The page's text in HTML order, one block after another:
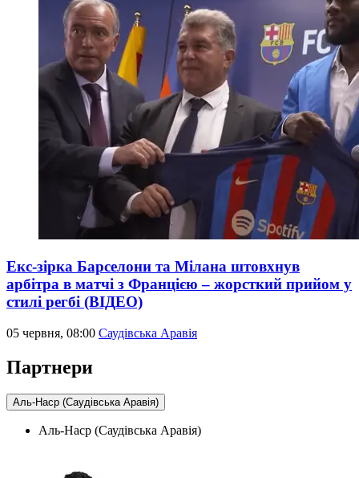
Екс-зірка Барселони та Мілана штовхнув
арбітра в матчі з Францією – жорсткий прийом у
стилі регбі (ВІДЕО)
05 червня, 08:00 Саудівська Аравія
Партнери
Аль-Наср (Саудівська Аравія)
Аль-Наср (Саудівська Аравія)